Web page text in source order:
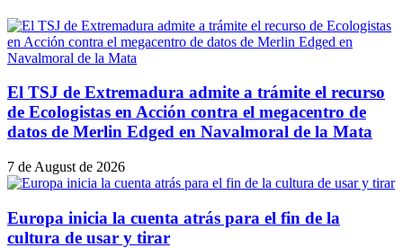
El TSJ de Extremadura admite a trámite el recurso
de Ecologistas en Acción contra el megacentro de
datos de Merlin Edged en Navalmoral de la Mata
7 de August de 2026
Europa inicia la cuenta atrás para el fin de la
cultura de usar y tirar